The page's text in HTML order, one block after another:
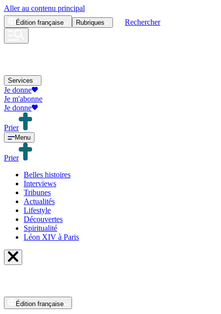
Aller au contenu principal
Édition française Rubriques Rechercher
Services
Je donne
Je m'abonne
Je donne
Prier
Menu
Prier
Belles histoires
Interviews
Tribunes
Actualités
Lifestyle
Découvertes
Spiritualité
Léon XIV à Paris
Édition française